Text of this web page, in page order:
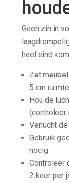
Geen zin in
heel eind
Zet
5 cm
Hou de
(controleer
Verlucht
Gebruik
nodig
Controleer
2 keer per